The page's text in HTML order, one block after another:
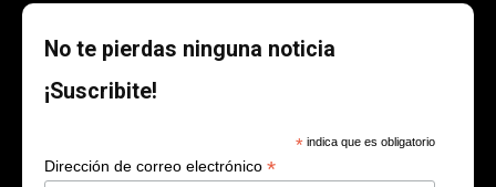
No te pierdas ninguna noticia
¡Suscribite!
* indica que es obligatorio
Dirección de correo electrónico *